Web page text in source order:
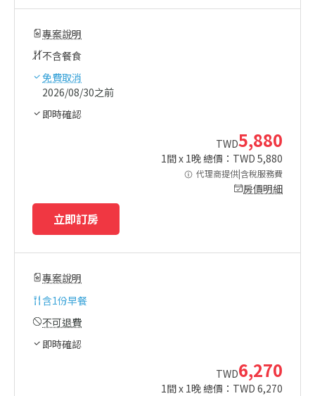
專案說明
不含餐食
免費取消
2026/08/30之前
即時確認
TWD5,880
1間 x 1晚 總價：TWD 5,880
代理商提供|含稅服務費
房價明細
立即訂房
專案說明
含1份早餐
不可退費
即時確認
TWD6,270
1間 x 1晚 總價：TWD 6,270